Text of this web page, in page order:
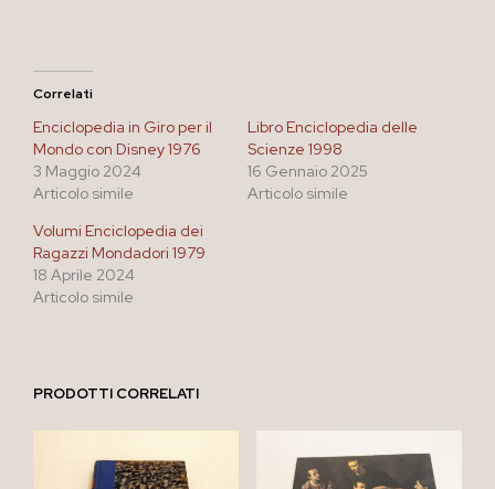
Correlati
Enciclopedia in Giro per il
Mondo con Disney 1976
3 Maggio 2024
Articolo simile
Libro Enciclopedia delle
Scienze 1998
16 Gennaio 2025
Articolo simile
Volumi Enciclopedia dei
Ragazzi Mondadori 1979
18 Aprile 2024
Articolo simile
PRODOTTI CORRELATI